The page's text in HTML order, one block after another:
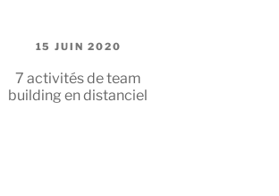
PUBLIÉ
15 JUIN 2020
7 activités de team
building en distanciel